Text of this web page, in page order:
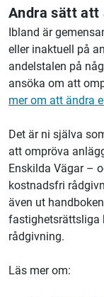
Andra sätt att
Ibland är
eller inaktuell på
andelstalen på
ansöka om att
mer om att ändra
Det är ni själva
att ompröva
Enskilda Vägar –
kostnadsfri
även ut handboken
fastighetsrättsliga
rådgivning.
Läs mer om: